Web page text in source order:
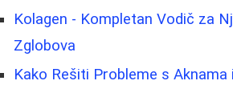
Kolagen - Kompletan Vodič za
Zglobova
Kako Rešiti Probleme s